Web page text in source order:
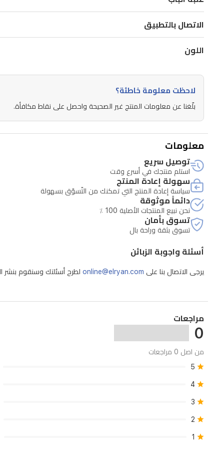
يتيح
تنظيفاً
عميقاً
مع
تدفق
ماء
قابل
للتعديل
عبر
ثلاث
مستويات.
كما
كيس
غبار
4
لصيانة
سهلة،
ويضمن
الحماية
من
العوائق
والركن
الآلي
الاتصال بالتطبيق
اللون
لاحظت معلومة خاطئة؟
بلّغنا عن معلومات المنتج غير الصحيحة واحصل على نقاط مكافأة.
معلومات
توصيل سريع
استلم منتجك في أسرع وقت
سهولة إعادة المنتج
سياسة إعادة المنتج التي تمكنك من التّسوّق بسهولة
دائماً موثوقة
نحن نبيع المنتجات الأصلية 100 ٪
تسوق بأمان
تسوق بثقة وراحة بال
أسئلة واجوبة الزبائن
يرجى الاتصال بنا على online@elryan.com لطرح أسئلتك وسنقوم بنشر
مراجعات
0
من اصل 0 مراجعات
5
4
3
2
1